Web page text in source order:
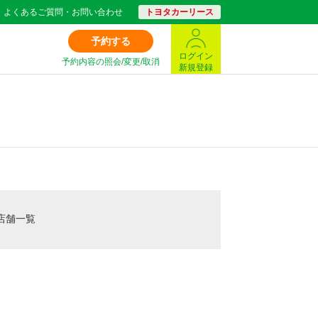
よくあるご質問・お問い合わせ トヨタカーリース
予約する
予約内容の照会/変更/取消
ログイン
新規登録
舗一覧